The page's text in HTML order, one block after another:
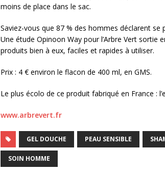
moins de place dans le sac.
Saviez-vous que 87 % des hommes déclarent
Une étude Opinoon Way pour l’Arbre Vert sortie
produits bien à eux, faciles et rapides à utiliser.
Prix : 4 € environ le flacon de 400 ml, en GMS.
Le plus écolo de ce produit fabriqué en France :
www.arbrevert.fr
GEL DOUCHE PEAU SENSIBLE
SOIN HOMME